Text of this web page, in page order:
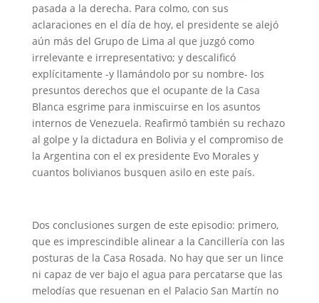
pasada a la derecha. Para colmo, con sus
aclaraciones en el día de hoy, el presidente se alejó
aún más del Grupo de Lima al que juzgó como
irrelevante e irrepresentativo; y descalificó
explícitamente -y llamándolo por su nombre- los
presuntos derechos que el ocupante de la Casa
Blanca esgrime para inmiscuirse en los asuntos
internos de Venezuela. Reafirmó también su rechazo
al golpe y la dictadura en Bolivia y el compromiso de
la Argentina con el ex presidente Evo Morales y
cuantos bolivianos busquen asilo en este país.
Dos conclusiones surgen de este episodio: primero,
que es imprescindible alinear a la Cancillería con las
posturas de la Casa Rosada. No hay que ser un lince
ni capaz de ver bajo el agua para percatarse que las
melodías que resuenan en el Palacio San Martín no